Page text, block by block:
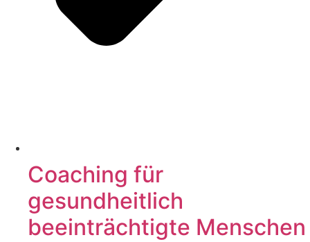
Coaching für
gesundheitlich
beeinträchtigte Menschen